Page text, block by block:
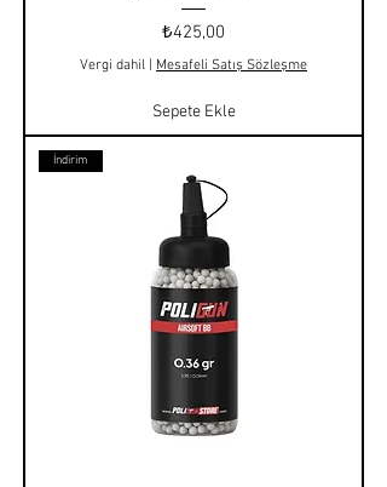
Fiyat
₺425,00
Vergi dahil Mesafeli Satış Sözleşme
Sepete Ekle
İndirim